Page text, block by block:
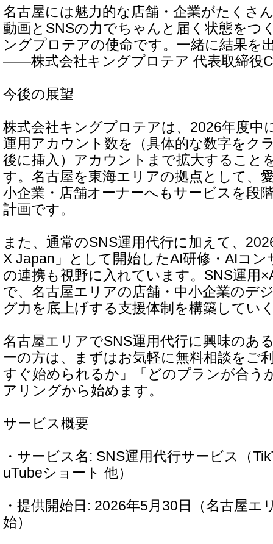
名古屋には魅力的な店舗・企業がたくさ
動画とSNSの力でちゃんと届く状態をつ
ングプロテアの使命です。一緒に結果を
――株式会社キングプロテア 代表取締役
今後の展望
株式会社キングプロテアは、2026年度中
運用アカウント数を（具体的な数字をク
後に挿入）アカウントまで拡大すること
す。名古屋を東海エリアの拠点として、
小企業・店舗オーナーへもサービスを段
計画です。
また、通常のSNS運用代行に加えて、
X Japan」として開始したAI研修・AIコ
の連携も視野に入れています。SNS運用
で、名古屋エリアの店舗・中小企業のデ
グ力を底上げする支援体制を構築してい
名古屋エリアでSNS運用代行に興味のあ
ーの方は、まずはお気軽に無料相談をご
すぐ始められるか」「どのプランが合う
アリングから始めます。
サービス概要
・サービス名: SNS運用代行サービス（
uTubeショート 他）
・提供開始日: 2026年5月30日（名古屋エ
始）